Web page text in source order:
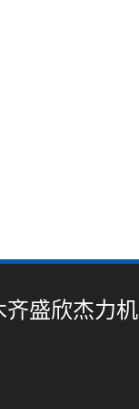
齐盛欣杰力